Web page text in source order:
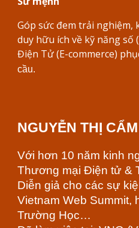
Góp sức đem trải nghiệm,
duy hữu ích về kỹ năng
Điện Tử (E-commerce)
cầu.
NGUYỄN THỊ
Với hơn 10 năm kinh
Thương mại Điện tử &
Diễn giả cho các sự
Vietnam Web Summit,
Trường Học…